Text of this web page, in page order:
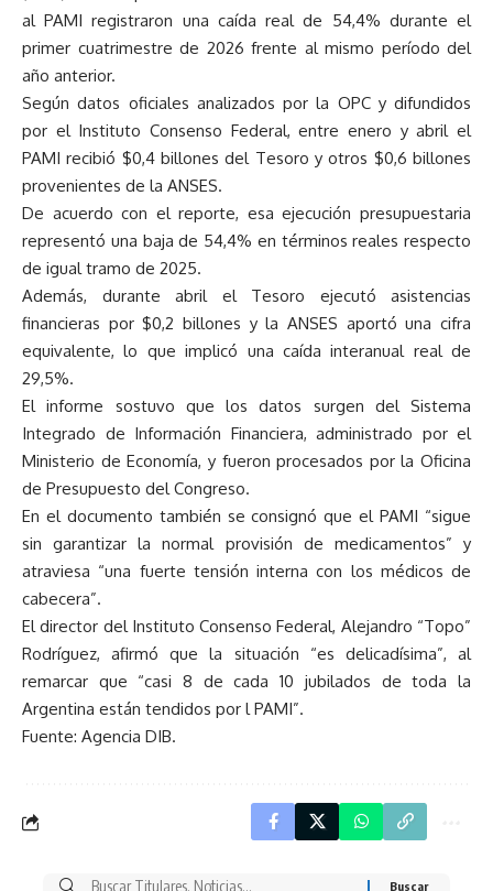
al PAMI registraron una caída real de 54,4% durante el
primer cuatrimestre de 2026 frente al mismo período del
año anterior.
Según datos oficiales analizados por la OPC y difundidos
por el Instituto Consenso Federal, entre enero y abril el
PAMI recibió $0,4 billones del Tesoro y otros $0,6 billones
provenientes de la ANSES.
De acuerdo con el reporte, esa ejecución presupuestaria
representó una baja de 54,4% en términos reales respecto
de igual tramo de 2025.
Además, durante abril el Tesoro ejecutó asistencias
financieras por $0,2 billones y la ANSES aportó una cifra
equivalente, lo que implicó una caída interanual real de
29,5%.
El informe sostuvo que los datos surgen del Sistema
Integrado de Información Financiera, administrado por el
Ministerio de Economía, y fueron procesados por la Oficina
de Presupuesto del Congreso.
En el documento también se consignó que el PAMI “sigue
sin garantizar la normal provisión de medicamentos” y
atraviesa “una fuerte tensión interna con los médicos de
cabecera”.
El director del Instituto Consenso Federal, Alejandro “Topo”
Rodríguez, afirmó que la situación “es delicadísima”, al
remarcar que “casi 8 de cada 10 jubilados de toda la
Argentina están tendidos por l PAMI”.
Fuente: Agencia DIB.
Buscar